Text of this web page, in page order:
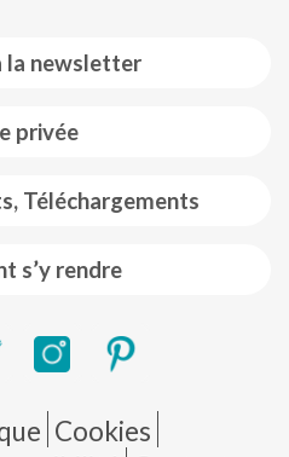
la newsletter
privée
Téléchargements
s’y rendre
Pie de página
Cookies